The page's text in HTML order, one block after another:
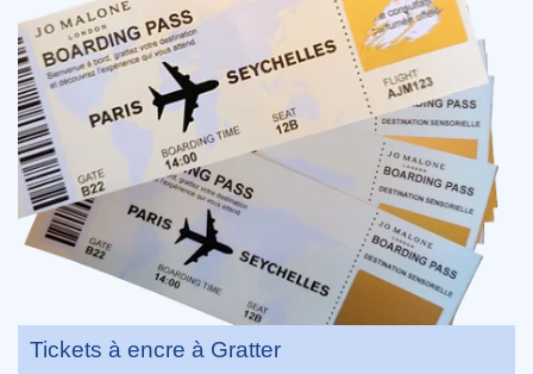
Tickets à encre à Gratter